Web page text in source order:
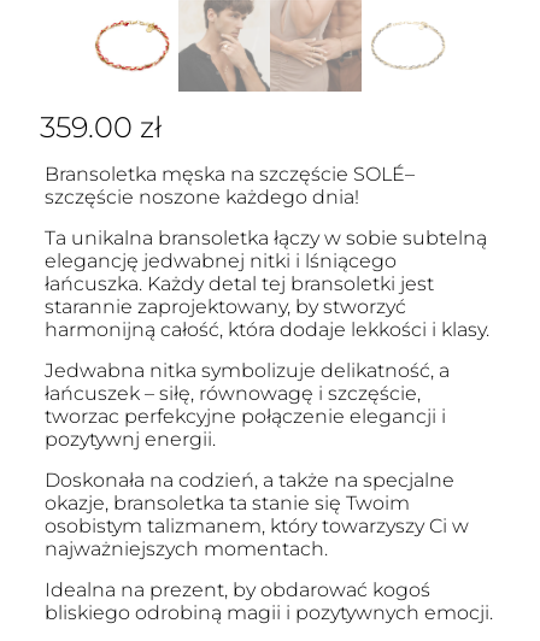
359.00 zł
Bransoletka męska na szczęście SOLÉ–
szczęście noszone każdego dnia!
Ta unikalna bransoletka łączy w sobie subtelną
elegancję jedwabnej nitki i lśniącego
łańcuszka. Każdy detal tej bransoletki jest
starannie zaprojektowany, by stworzyć
harmonijną całość, która dodaje lekkości i klasy.
Jedwabna nitka symbolizuje delikatność, a
łańcuszek – siłę, równowagę i szczęście,
tworzac perfekcyjne połączenie elegancji i
pozytywnj energii.
Doskonała na codzień, a także na specjalne
okazje, bransoletka ta stanie się Twoim
osobistym talizmanem, który towarzyszy Ci w
najważniejszych momentach.
Idealna na prezent, by obdarować kogoś
bliskiego odrobiną magii i pozytywnych emocji.